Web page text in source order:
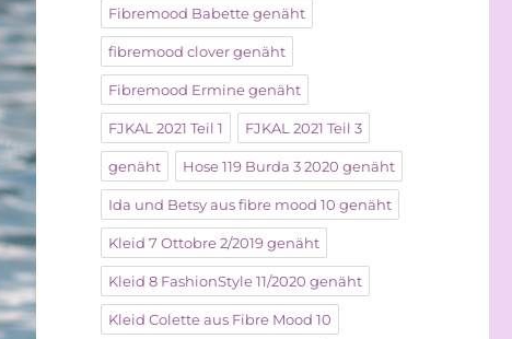
Fibremood Babette genäht
fibremood clover genäht
Fibremood Ermine genäht
FJKAL 2021 Teil 1 FJKAL 2021 Teil 3
genäht Hose 119 Burda 3 2020 genäht
Ida und Betsy aus fibre mood 10 genäht
Kleid 7 Ottobre 2/2019 genäht
Kleid 8 FashionStyle 11/2020 genäht
Kleid Colette aus Fibre Mood 10